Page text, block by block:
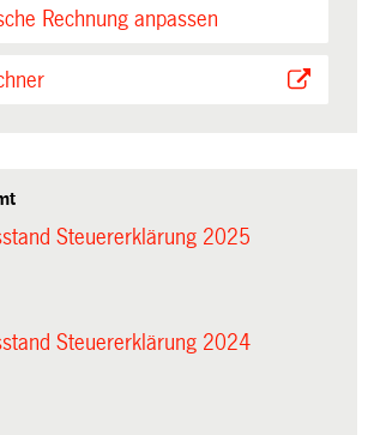
Rechnung anpassen
Steuererklärung 2025
Steuererklärung 2024